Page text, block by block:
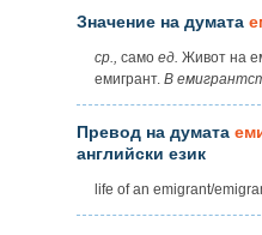
Значение на думата
ср., само ед. Живот на
емигрант. В
Превод на думата
английски език
life of an emigrant/